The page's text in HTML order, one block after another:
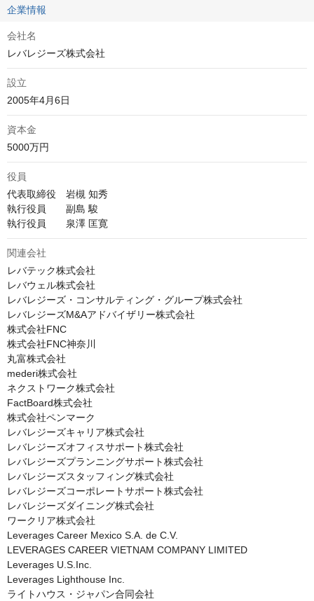
企業情報
会社名
レバレジーズ株式会社
設立
2005年4月6日
資本金
5000万円
役員
代表取締役　岩槻 知秀
執行役員　　副島 駿
執行役員　　泉澤 匡寛
関連会社
レバテック株式会社
レバウェル株式会社
レバレジーズ・コンサルティング・グループ株式会社
レバレジーズM&Aアドバイザリー株式会社
株式会社FNC
株式会社FNC神奈川
丸富株式会社
mederi株式会社
ネクストワーク株式会社
FactBoard株式会社
株式会社ペンマーク
レバレジーズキャリア株式会社
レバレジーズオフィスサポート株式会社
レバレジーズプランニングサポート株式会社
レバレジーズスタッフィング株式会社
レバレジーズコーポレートサポート株式会社
レバレジーズダイニング株式会社
ワークリア株式会社
Leverages Career Mexico S.A. de C.V.
LEVERAGES CAREER VIETNAM COMPANY LIMITED
Leverages U.S.Inc.
Leverages Lighthouse Inc.
ライトハウス・ジャパン合同会社